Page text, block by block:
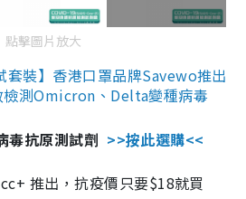
點擊圖片放大
套裝】香港口罩品牌Savewo推出
檢測Omicron、Delta變種病毒
抗原測試劑 >>按此選購<<
推出，抗疫價只要$18就買